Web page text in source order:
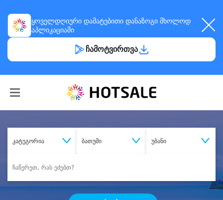
ყოველდღიური დამატებითი დანაზოგი მხოლოდ
აპლიკაციაში
ჩამოტვირთვა
კატეგორია ბათუმი უბანი